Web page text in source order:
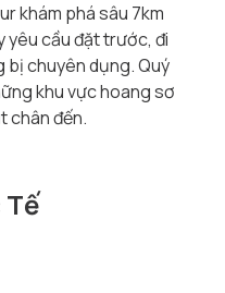
khám phá sâu 7km
yêu cầu đặt trước, đi
bị chuyên dụng. Quý
khu vực hoang sơ
chân đến.